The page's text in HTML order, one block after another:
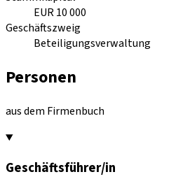
EUR 10 000
Geschäftszweig
Beteiligungsverwaltung
Personen
aus dem Firmenbuch
Geschäftsführer/in